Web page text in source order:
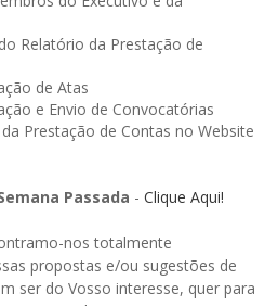
GESSocial
Reg. Completo
III
Relatório da Prestação de
de Atas
e Envio de Convocatórias
Prestação de Contas no Website
Passada - Clique Aqui!
nos totalmente
propostas e/ou sugestões de
ser do Vosso interesse, quer para